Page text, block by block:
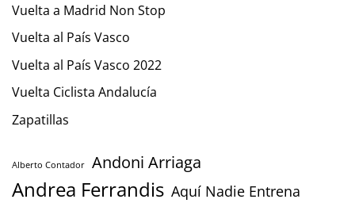
Vuelta a Madrid Non Stop
Vuelta al País Vasco
Vuelta al País Vasco 2022
Vuelta Ciclista Andalucía
Zapatillas
Alberto Contador Andoni Arriaga
Andrea Ferrandis Aquí Nadie Entrena